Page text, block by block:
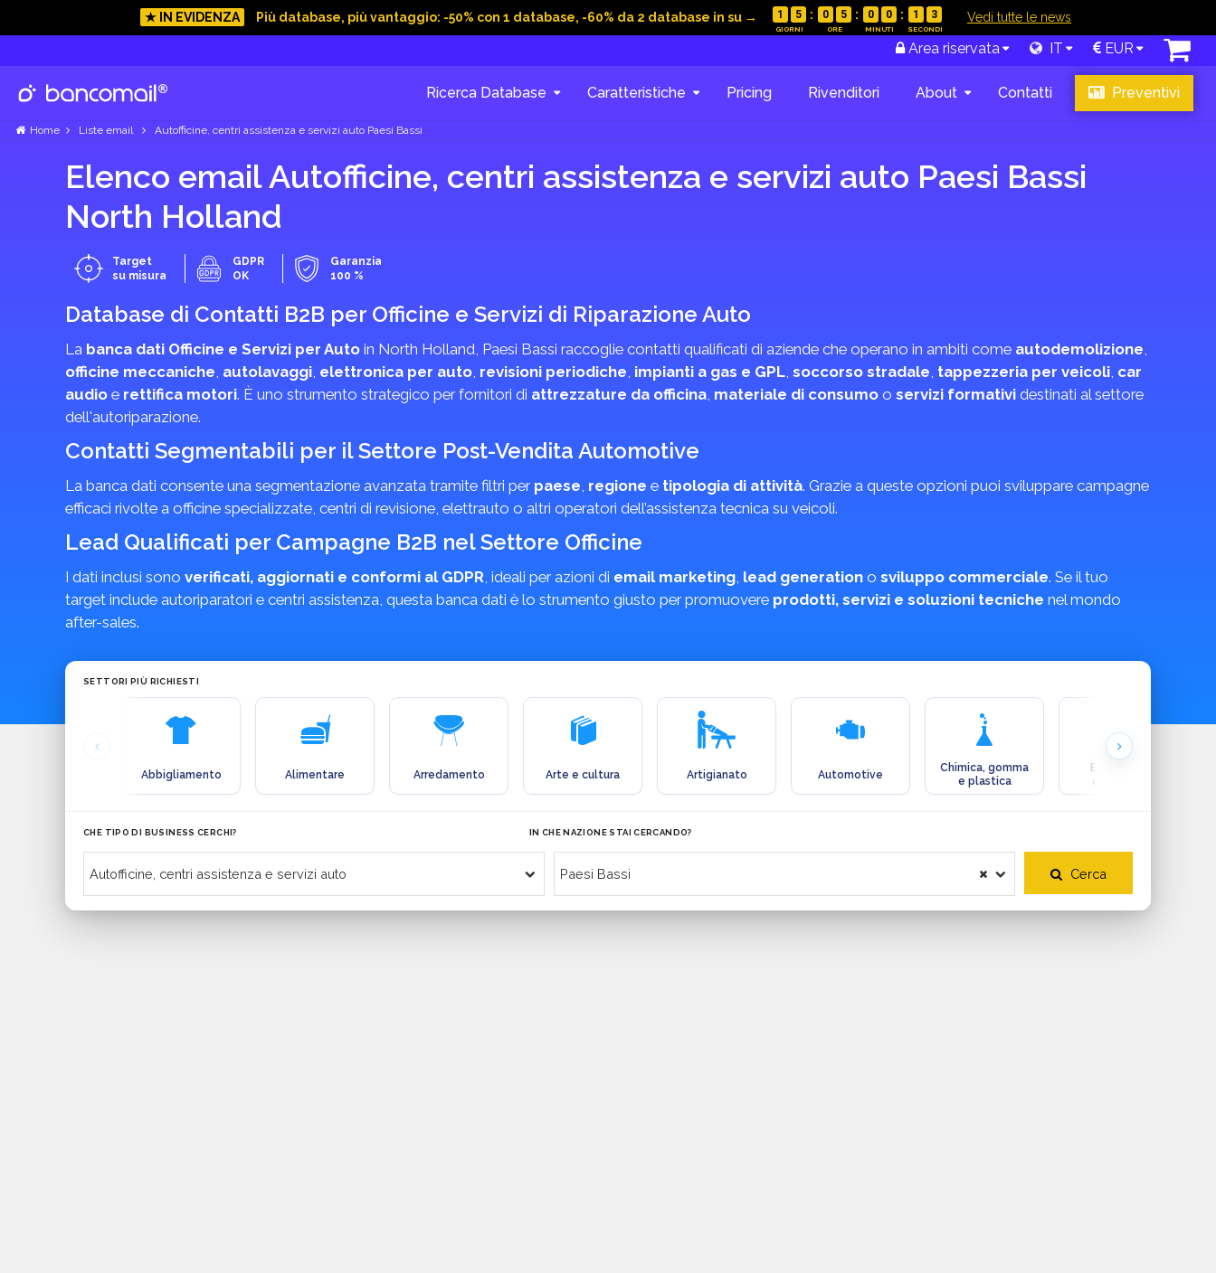
★ IN EVIDENZA Più database, più vantaggio: -50% con 1 database, -60% da 2 database in su → 1 5 0 5 0 0 1 2 Vedi tutte le news
Area riservata IT EUR
Ricerca Database Caratteristiche Pricing Rivenditori About Contatti Preventivi
Home Liste email Autofficine, centri assistenza e servizi auto Paesi Bassi
Elenco email Autofficine, centri assistenza e servizi auto Paesi Bassi
North Holland
Target
su misura
GDPR
OK
Garanzia
100 %
Database di Contatti B2B per Officine e Servizi di Riparazione Auto
La banca dati Officine e Servizi per Auto in North Holland, Paesi Bassi raccoglie contatti qualificati di aziende che operano in ambiti come autodemolizione,
officine meccaniche, autolavaggi, elettronica per auto, revisioni periodiche, impianti a gas e GPL, soccorso stradale, tappezzeria per veicoli, car
audio e rettifica motori. È uno strumento strategico per fornitori di attrezzature da officina, materiale di consumo o servizi formativi destinati al settore
dell'autoriparazione.
Contatti Segmentabili per il Settore Post-Vendita Automotive
La banca dati consente una segmentazione avanzata tramite filtri per paese, regione e tipologia di attività. Grazie a queste opzioni puoi sviluppare campagne
efficaci rivolte a officine specializzate, centri di revisione, elettrauto o altri operatori dell’assistenza tecnica su veicoli.
Lead Qualificati per Campagne B2B nel Settore Officine
I dati inclusi sono verificati, aggiornati e conformi al GDPR, ideali per azioni di email marketing, lead generation o sviluppo commerciale. Se il tuo
target include autoriparatori e centri assistenza, questa banca dati è lo strumento giusto per promuovere prodotti, servizi e soluzioni tecniche nel mondo
after-sales.
SETTORI PIÙ RICHIESTI
Abbigliamento Alimentare Arredamento Arte e cultura Artigianato Automotive
Chimica, gomma
e plastica
Ecologia e
ambiente
CHE TIPO DI BUSINESS CERCHI? IN CHE NAZIONE STAI CERCANDO?
Cerca